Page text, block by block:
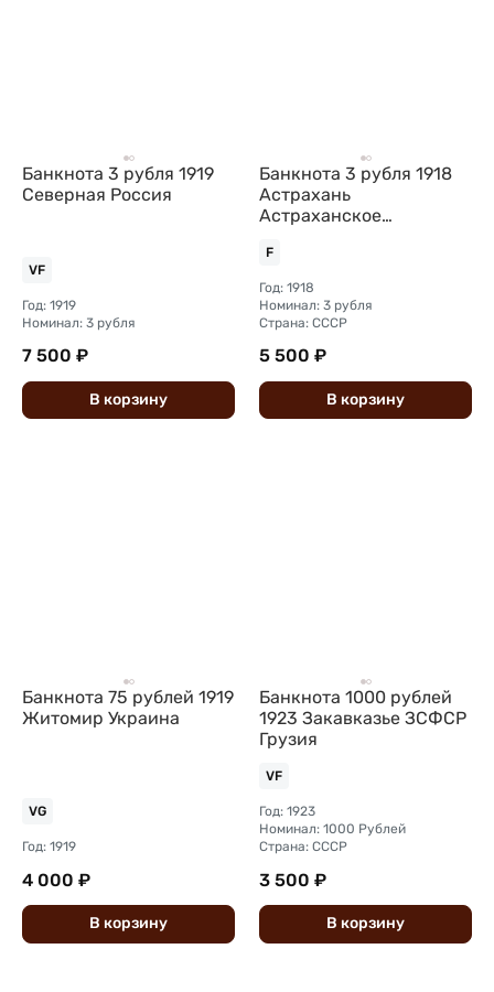
Банкнота 3 рубля 1919
Северная Россия
VF
Год: 1919
Номинал: 3 рубля
7 500 ₽
В корзину
Банкнота 3 рубля 1918
Астрахань
Астраханское
F
Год: 1918
Номинал: 3 рубля
Страна: СССР
5 500 ₽
В корзину
Банкнота 75 рублей 1919
Житомир Украина
VG
Год: 1919
4 000 ₽
В корзину
Банкнота 1000 рублей
1923 Закавказье ЗСФСР
Грузия
VF
Год: 1923
Номинал: 1000 Рублей
Страна: СССР
3 500 ₽
В корзину